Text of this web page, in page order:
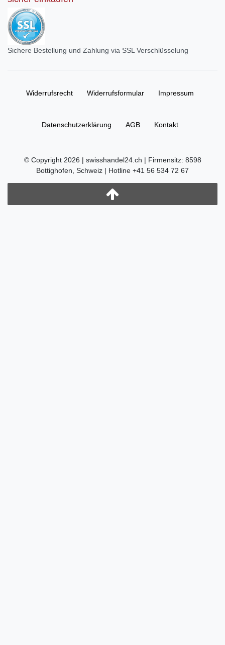
Sichere Bestellung und Zahlung via SSL Verschlüsselung
Widerrufs­recht Widerrufs­formular Impressum
Daten­schutz­erklärung AGB Kontakt
© Copyright 2026 | swisshandel24.ch | Firmensitz: 8598
Bottighofen, Schweiz | Hotline +41 56 534 72 67